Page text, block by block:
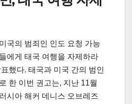
국의 범죄인 인도 요청 가능
에게 태국 여행을 자제하라
했다. 태국과 미국 간의 범인
한 이번 권고는, 지난 11월
시아 해커 데니스 오브레즈